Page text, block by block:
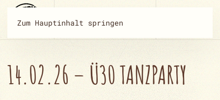
Zum Hauptinhalt springen
14.02.26 – Ü30 TANZPARTY